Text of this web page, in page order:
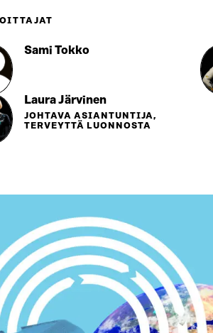
Sami Tokko
Laura Järvinen
JOHTAVA ASIANTUNTIJA,
TERVEYTTÄ LUONNOSTA